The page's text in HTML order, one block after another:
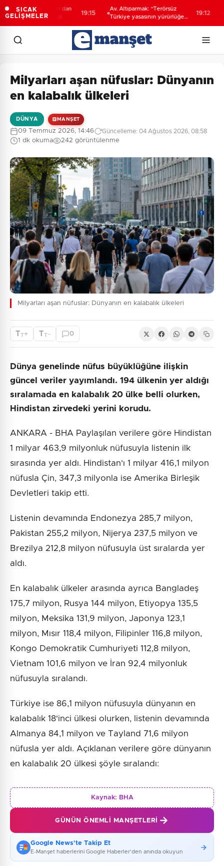
SICAK
GELİŞMELER
Erdoğan’dan
Türkiye' mesajı
Av. Altıparmak: “Terörsüz
Türkiye yasasının yürürlüğe
Milyarları aşan nüfuslar: Dünyanın
en kalabalık ülkeleri
DÜNYA MANŞET
09 Temmuz 2026, 14:46 Güncelleme: 04 Ağustos 2026, 08:58
1 dk okuma 242 görüntülenme
Milyarları aşan nüfuslar: Dünyanın en kalabalık ülkeleri
TT+ TT - 0
Dünya genelinde nüfus büyüklüğüne ilişkin
güncel veriler yayımlandı. 194 ülkenin yer aldığı
sıralamada en kalabalık 20 ülke belli olurken,
Hindistan zirvedeki yerini korudu.
ANKARA - BHA Paylaşılan verilere göre Hindistan
1 milyar 463,9 milyonluk nüfusuyla listenin ilk
sırasında yer aldı. Hindistan'ı 1 milyar 416,1 milyon
nüfusla Çin, 347,3 milyonla ise Amerika Birleşik
Devletleri takip etti.
Listenin devamında Endonezya 285,7 milyon,
Pakistan 255,2 milyon, Nijerya 237,5 milyon ve
Brezilya 212,8 milyon nüfusuyla üst sıralarda yer
aldı.
En kalabalık ülkeler arasında ayrıca Bangladeş
175,7 milyon, Rusya 144 milyon, Etiyopya 135,5
milyon, Meksika 131,9 milyon, Japonya 123,1
milyon, Mısır 118,4 milyon, Filipinler 116,8 milyon,
Kongo Demokratik Cumhuriyeti 112,8 milyon,
Vietnam 101,6 milyon ve İran 92,4 milyonluk
nüfusuyla sıralandı.
Türkiye ise 86,1 milyon nüfusuyla dünyanın en
kalabalık 18'inci ülkesi olurken, listenin devamında
Almanya 84,1 milyon ve Tayland 71,6 milyon
nüfusla yer aldı. Açıklanan verilere göre dünyanın
en kalabalık 20 ülkesi şöyle sıralandı:
Kaynak: BHA
GÜNÜN ÖNEMLI MANŞETLERI
Google News'te Takip Et
E-Manşet haberlerini Google Haberler'den anında okuyun